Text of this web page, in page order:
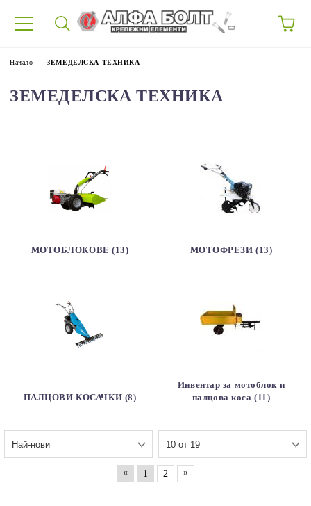
Начало ЗЕМЕДЕЛСКА ТЕХНИКА
ЗЕМЕДЕЛСКА ТЕХНИКА
МОТОБЛОКОВЕ (13) МОТОФРЕЗИ (13)
ПАЛЦОВИ КОСАЧКИ (8)
Инвентар за мотоблок и
палцова коса (11)
« 1 2 »